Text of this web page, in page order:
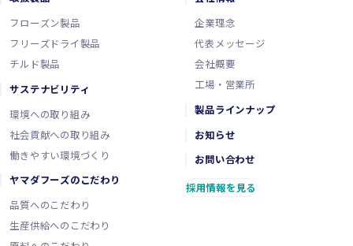
フローズン製品
フリーズドライ製品
チルド製品
サステナビリティ
環境への取り組み
社会貢献への取り組み
働きやすい環境づくり
ヤマダフーズのこだわり
品質へのこだわり
生産供給へのこだわり
企業理念
代表メッセージ
会社概要
工場・営業所
製品ラインナップ
お知らせ
お問い合わせ
採用情報を見る